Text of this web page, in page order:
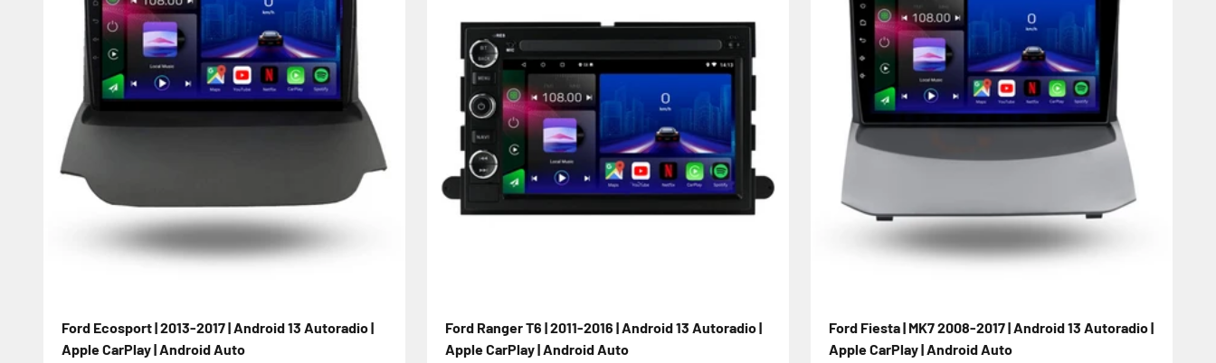
Ford Ecosport | 2013-2017 | Android 13 Autoradio |
Apple CarPlay | Android Auto
Ford Ranger T6 | 2011-2016 | Android 13 Autoradio |
Apple CarPlay | Android Auto
Ford Fiesta | MK7 2008-2017 | Android 13 Autoradio |
Apple CarPlay | Android Auto